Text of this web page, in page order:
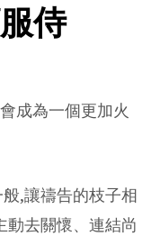
侍
成為一個更加火
,讓禱告的枝子相
去關懷、連結尚